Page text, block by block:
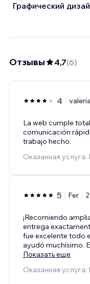
Графический
Отзывы 4,7(6)
4
La web cumple
comunicación
trabajo hecho.
Оказанная услуга:
5 Fer
¡Recomiendo
entrega
fue excelente todo
ayudó muchísimo.
Показать еще
Оказанная услуга: